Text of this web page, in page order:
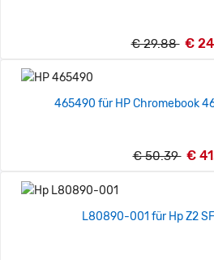
€ 29.88 €
465490 für HP Chromebook
€ 50.39 €
L80890-001 für Hp Z2